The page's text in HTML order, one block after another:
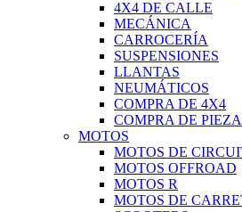
4X4 DE CALLE
MECÁNICA
CARROCERÍA
SUSPENSIONES
LLANTAS
NEUMÁTICOS
COMPRA DE 4X4
COMPRA DE
MOTOS
MOTOS DE
MOTOS OFFROAD
MOTOS R
MOTOS DE